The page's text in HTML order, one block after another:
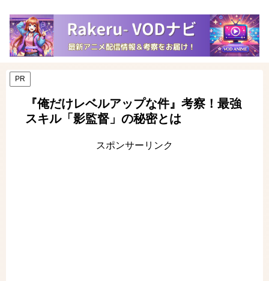
PR
『俺だけレベルアップな件』考察！最強
スキル「影監督」の秘密とは
スポンサーリンク